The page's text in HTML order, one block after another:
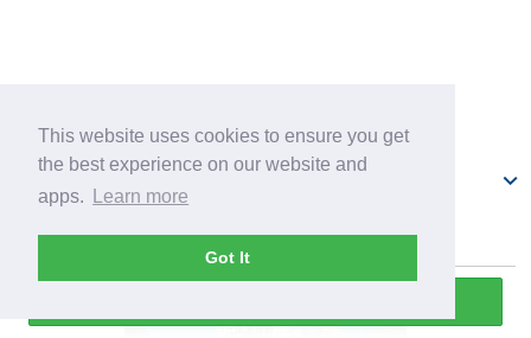
This website uses cookies to ensure you get
the best experience on our website and
apps.
Learn more
Got It
Христорождественский собор